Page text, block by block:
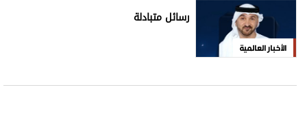
الأخبار العالمية
رسائل متبادلة